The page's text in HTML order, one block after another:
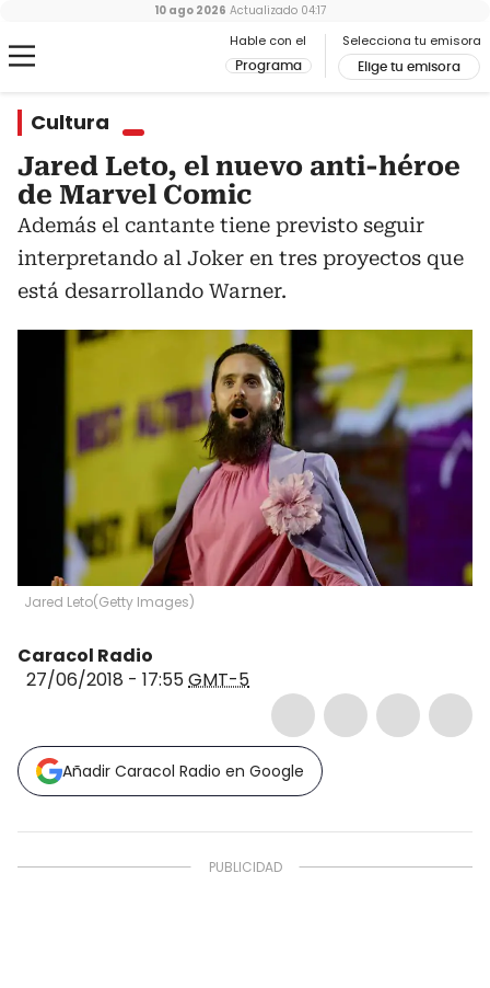
Hable con el
Programa
Selecciona tu emisora
Elige tu emisora
10 ago 2026 Actualizado 04:17
Cultura
Jared Leto, el nuevo anti-héroe
de Marvel Comic
Además el cantante tiene previsto seguir
interpretando al Joker en tres proyectos que
está desarrollando Warner.
Jared Leto(Getty Images)
Caracol Radio
27/06/2018 - 17:55GMT-5
Añadir Caracol Radio en Google